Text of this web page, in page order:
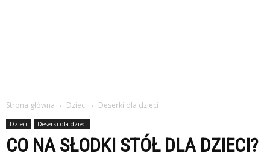
Strona główna Dzieci Deserki dla dzieci
Dzieci Deserki dla dzieci
CO NA SŁODKI STÓŁ DLA DZIECI?